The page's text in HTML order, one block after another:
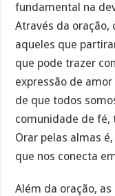
fundamental na
Através da oração,
aqueles que
que pode trazer
expressão de
de que todos
comunidade de fé,
Orar pelas almas
que nos conecta
Além da oração,